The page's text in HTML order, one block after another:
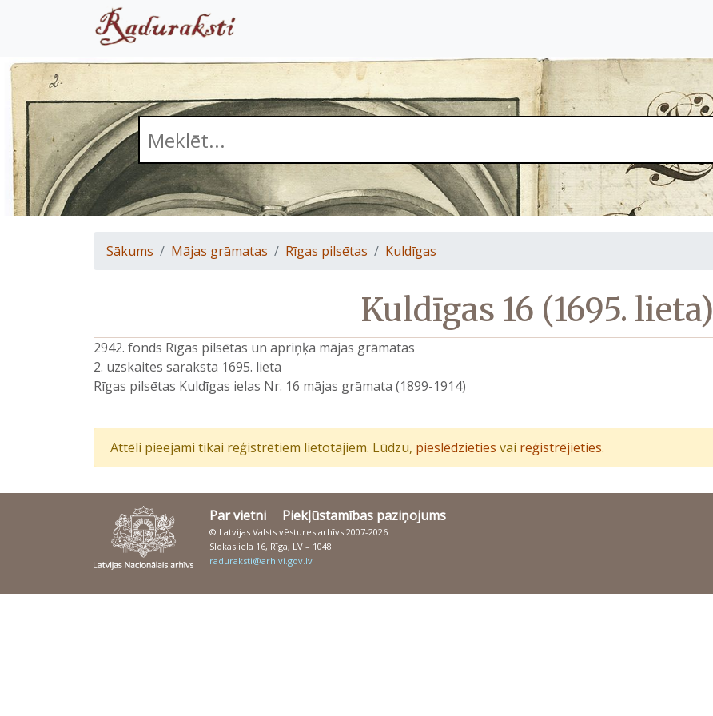
Sākums Mājas grāmatas Rīgas pilsētas Kuldīgas
Kuldīgas 16 (1695. lieta)
2942. fonds Rīgas pilsētas un apriņķa mājas grāmatas
2. uzskaites saraksta 1695. lieta
Rīgas pilsētas Kuldīgas ielas Nr. 16 mājas grāmata (1899-1914)
Attēli pieejami tikai reģistrētiem lietotājiem. Lūdzu, pieslēdzieties vai reģistrējieties.
Par vietni Piekļūstamības paziņojums
© Latvijas Valsts vēstures arhīvs 2007-2026
Slokas iela 16, Rīga, LV – 1048
raduraksti@arhivi.gov.lv